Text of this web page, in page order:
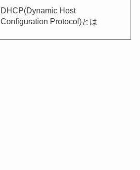
DHCP(Dynamic Host
Configuration Protocol)とは